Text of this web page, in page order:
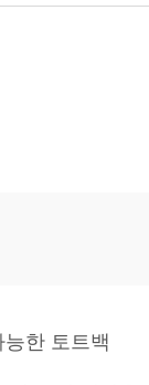
한 토트백